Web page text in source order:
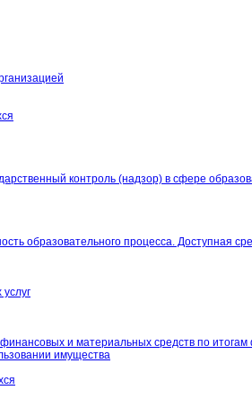
контроль (надзор) в сфере
образовательного процесса. Доступная
и материальных средств по итогам
имущества